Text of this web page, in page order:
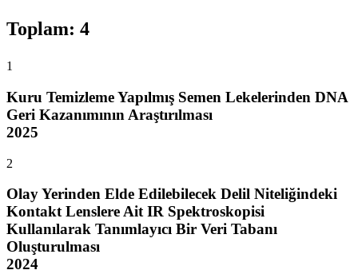
Toplam: 4
1
Kuru Temizleme Yapılmış Semen Lekelerinden DNA
Geri Kazanımının Araştırılması
2025
2
Olay Yerinden Elde Edilebilecek Delil Niteliğindeki
Kontakt Lenslere Ait IR Spektroskopisi
Kullanılarak Tanımlayıcı Bir Veri Tabanı
Oluşturulması
2024